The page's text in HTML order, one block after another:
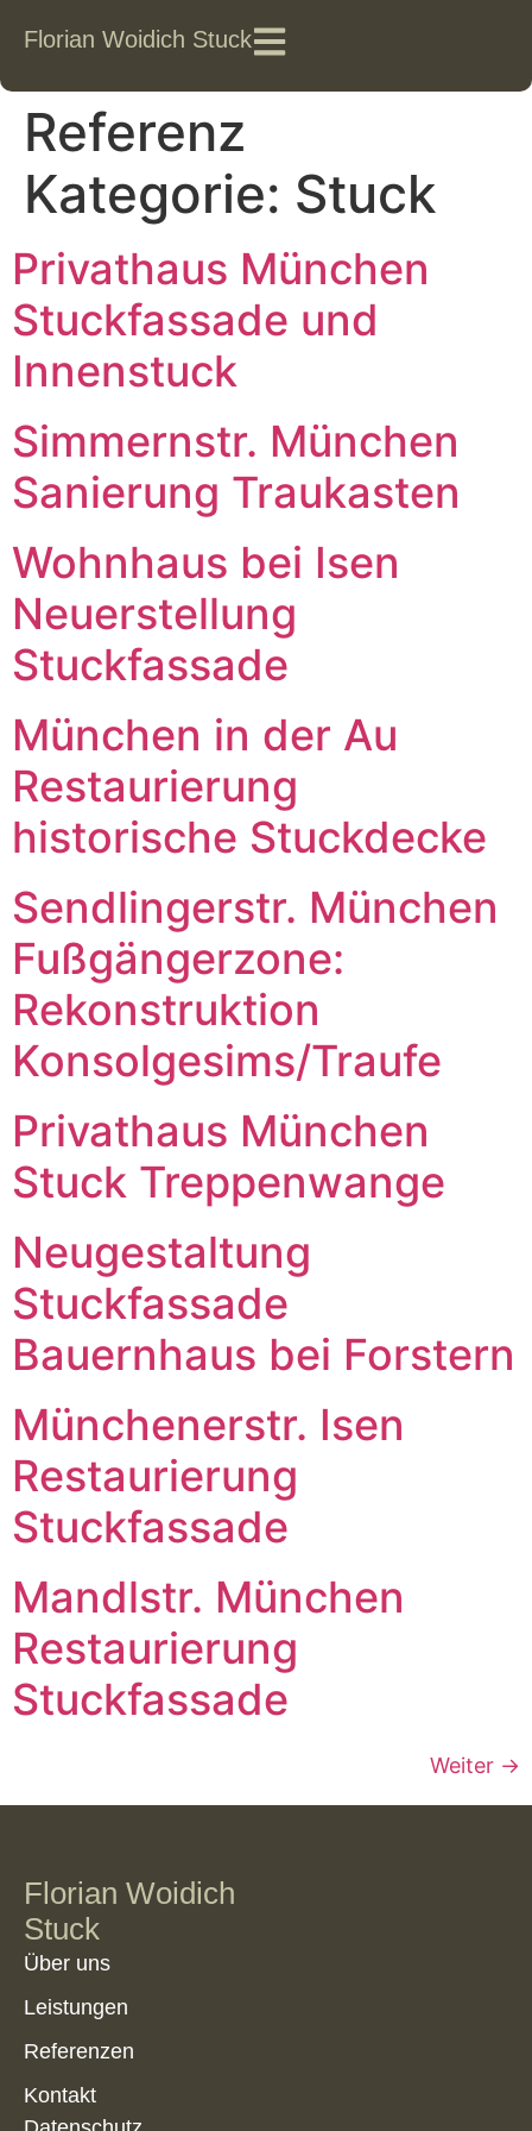
Florian Woidich Stuck
Referenz
Kategorie: Stuck
Privathaus München
Stuckfassade und
Innenstuck
Simmernstr. München
Sanierung Traukasten
Wohnhaus bei Isen
Neuerstellung
Stuckfassade
München in der Au
Restaurierung
historische Stuckdecke
Sendlingerstr. München
Fußgängerzone:
Rekonstruktion
Konsolgesims/Traufe
Privathaus München
Stuck Treppenwange
Neugestaltung
Stuckfassade
Bauernhaus bei Forstern
Münchenerstr. Isen
Restaurierung
Stuckfassade
Mandlstr. München
Restaurierung
Stuckfassade
Weiter →
Florian Woidich
Stuck
Über uns
Leistungen
Referenzen
Kontakt